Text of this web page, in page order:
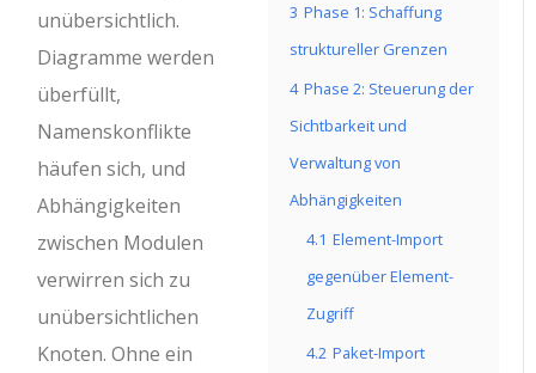
3 Phase 1: Schaffung
struktureller Grenzen
4 Phase 2: Steuerung der
Sichtbarkeit und
Verwaltung von
Abhängigkeiten
4.1 Element-Import
gegenüber Element-
Zugriff
4.2 Paket-Import
unübersichtlich.
Diagramme werden
überfüllt,
Namenskonflikte
häufen sich, und
Abhängigkeiten
zwischen Modulen
verwirren sich zu
unübersichtlichen
Knoten. Ohne ein